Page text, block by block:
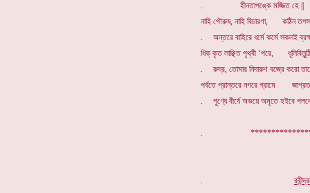
. হীনতাপঙ্কে মজ্জিত হে ||
নাহি পৌরুষ, নাহি বিচারণা, কঠিন
. অন্তরে বাহিরে ধর্মে কর্মে সকলই
ধিক্ কৃত লাঞ্ছিত পৃথ্বী ‘পরে,
. রুদ্র, তোমার নিদারুণ বজ্রে করো
পর্বতে প্রান্তরে নগরে গ্রামে জাগ্রত
. পুণ্যে বীর্যে অভয়ে অমৃতে হইবে
.
. র